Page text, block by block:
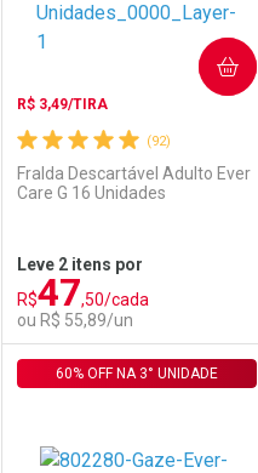
Comprar sem Desconto
Por R$ 2,87/cada
Comprar sem Desconto
Por R$ 2,87/cada
(92)
R$ 3,49/TIRA
Fralda Descartável Adulto Ever
Care G 16 Unidades
Leve 2 itens por
R$47,50/cada
ou R$ 55,89/un
COMPRAR
Laboratório
Por Menos
60% OFF NA 3° UNIDADE